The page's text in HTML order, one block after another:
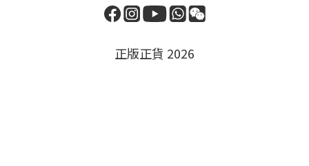
正版正貨 2026